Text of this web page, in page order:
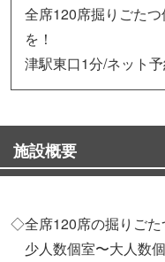
全席120席掘りごた
を！
津駅東口1分/ネット
施設概要
◇全席120席の掘りごた
少人数個室〜大人数